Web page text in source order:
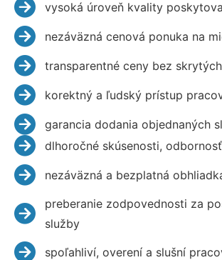
vysoká úroveň kvality
nezáväzná cenová ponuka na
transparentné ceny bez
korektný a ľudský prístup
garancia dodania objednaných
dlhoročné skúsenosti,
nezáväzná a bezplatná
preberanie zodpovednosti za
služby
spoľahliví, overení a slušní